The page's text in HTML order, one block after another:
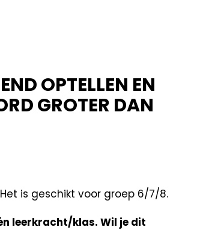
OPTELLEN EN
GROTER DAN
is geschikt voor groep 6/7/8.
leerkracht/klas. Wil je dit